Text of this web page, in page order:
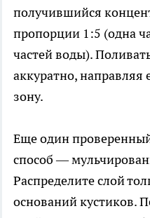
получившийся
пропорции 1:5 (одна
частей воды).
аккуратно, направляя
зону.
Еще один
способ —
Распределите слой
оснований кустиков.